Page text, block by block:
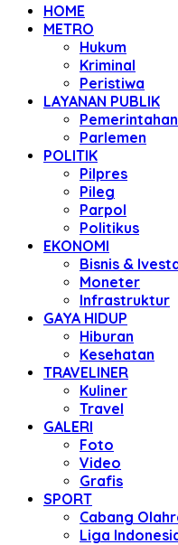
HOME
METRO
Hukum
Kriminal
Peristiwa
LAYANAN PUBLIK
Pemerintahan
Parlemen
POLITIK
Pilpres
Pileg
Parpol
Politikus
EKONOMI
Bisnis &
Moneter
Infrastruktur
GAYA HIDUP
Hiburan
Kesehatan
TRAVELINER
Kuliner
Travel
GALERI
Foto
Video
Grafis
SPORT
Cabang
Liga